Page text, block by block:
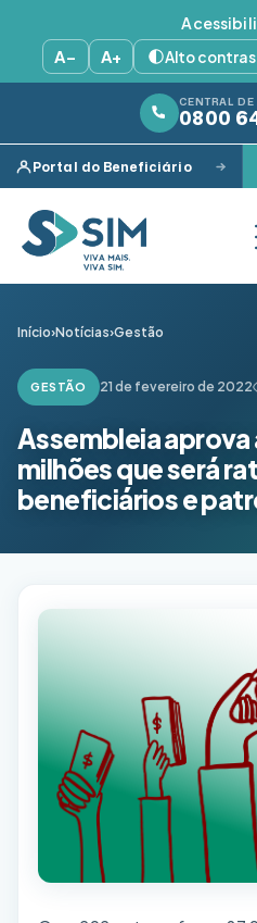
A−
A+ Alto
CENTRAL
0800
Portal do Beneficiário
Início›Notícias›Gestão
GESTÃO 21 de fevereiro de 2022
Assembleia aprova
milhões que será
beneficiários e